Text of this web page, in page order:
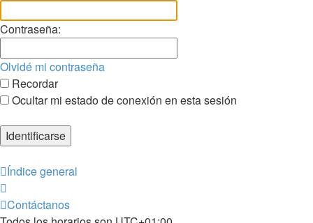
Contraseña:
Olvidé mi contraseña
Recordar
Ocultar mi estado de conexión en esta sesión
Índice general
Contáctanos